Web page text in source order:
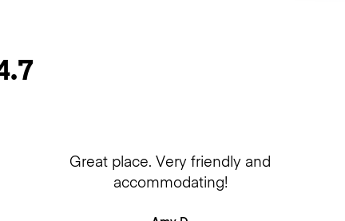
Great place. Very friendly and
accommodating!